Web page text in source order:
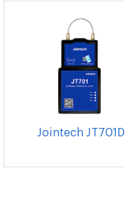
Jointech JT701D